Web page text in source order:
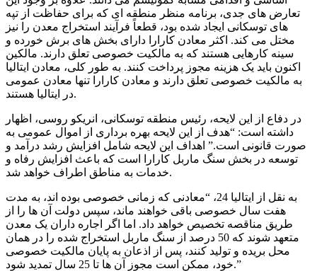
تعارض های جدی، برنامه منظر منطقه ‌ای که برای حفاظت از تپه
‌های توسکانی ایجاد شده بود، قطعاً فرآیند استخراج معدن را نیز
مختل می ‌کند. اکثر معادن کارارا دارای بخش ‌های برش خورده و
سینه کارهایی هستند که به مالکیت خصوصی تعلق دارند. مالکین
اکنون باید یک هزینه مجوز پرداخت کنند. به طور کلی، معادن ایتالیا
به مالکیت خصوصی تعلق دارند و معادن کارارا تنها معادن عمومی
در ایتالیا هستند.
در دفاع از این لایحه، رئیس منطقه توسکانی، انریکو روسی، اظهار
داشته است: “هدف از این لایحه بهره ‌برداری از اموال عمومی به
صورت قانونی است.” اهداف این لایحه شامل افزایش رشد درآمد و
توسعه در بخش سنگ ماربل کارارا است که باعث افزایش رفاه و
خدمات به مناطق اطراف خواهد شد.
به نقل از ایتالیا 24، “معادنی که زمانی خصوصی بوده اند، به مدت
هفت سال خصوصی باقی خواهند ماند، سپس دولت آن ‌ها را از
طریق مناقصه تخصیص خواهد داد. اما اگر اجاره ‌داران یک معدن
متعهد شوند که 50 درصد از سنگ ماربل استخراج شده را در همان
محل بریده و تولید کنند، پس از اذعان به پایان مالکیت خصوصی
خود، ممکن است مجوز آن ها تا 25 سال تمدید شود.”